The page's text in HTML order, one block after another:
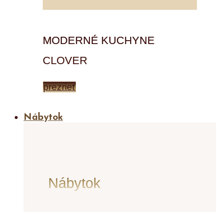
MODERNÉ KUCHYNE
CLOVER
prezrieť
Nábytok
Nábytok